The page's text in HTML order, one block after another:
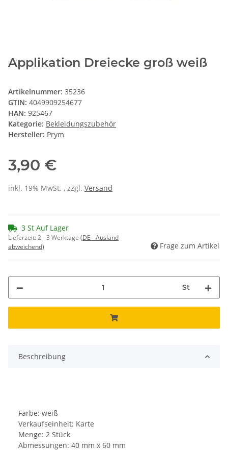
Applikation Dreiecke groß weiß
Artikelnummer: 35236
GTIN: 4049909254677
HAN: 925467
Kategorie: Bekleidungszubehör
Hersteller: Prym
3,90 €
inkl. 19% MwSt. , zzgl. Versand
3 St Auf Lager
Lieferzeit:2 - 3 Werktage (DE - Ausland
abweichend)
Frage zum Artikel
St
Beschreibung
Farbe: weiß
Verkaufseinheit: Karte
Menge: 2 Stück
Abmessungen: 40 mm x 60 mm